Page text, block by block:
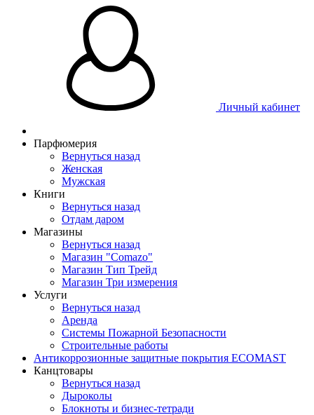
Личный кабинет
Парфюмерия
Вернуться назад
Женская
Мужская
Книги
Вернуться назад
Отдам даром
Магазины
Вернуться назад
Магазин "Comazo"
Магазин Тип Трейд
Магазин Три измерения
Услуги
Вернуться назад
Аренда
Системы Пожарной Безопасности
Строительные работы
Антикоррозионные защитные покрытия ECOMAST
Канцтовары
Вернуться назад
Дыроколы
Блокноты и бизнес-тетради